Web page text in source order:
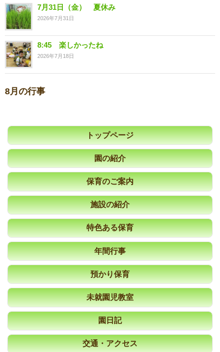
7月31日（金） 夏休み
2026年7月31日
8:45 楽しかったね
2026年7月18日
8月の行事
トップページ
園の紹介
保育のご案内
施設の紹介
特色ある保育
年間行事
預かり保育
未就園児教室
園日記
交通・アクセス